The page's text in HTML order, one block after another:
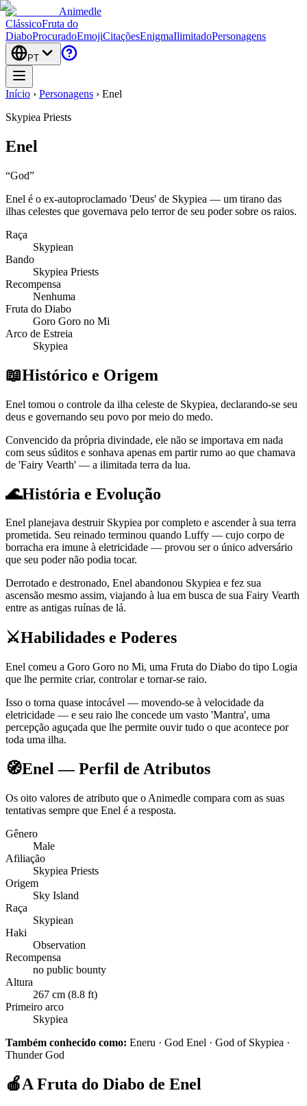
Animedle
ClássicoFruta do
DiaboProcuradoEmojiCitaçõesEnigmaIlimitadoPersonagens
PT
Início › Personagens › Enel
Skypiea Priests
Enel
“God”
Enel é o ex-autoproclamado 'Deus' de Skypiea — um tirano das
ilhas celestes que governava pelo terror de seu poder sobre os raios.
Raça
Skypiean
Bando
Skypiea Priests
Recompensa
Nenhuma
Fruta do Diabo
Goro Goro no Mi
Arco de Estreia
Skypiea
📖Histórico e Origem
Enel tomou o controle da ilha celeste de Skypiea, declarando-se seu
deus e governando seu povo por meio do medo.
Convencido da própria divindade, ele não se importava em nada
com seus súditos e sonhava apenas em partir rumo ao que chamava
de 'Fairy Vearth' — a ilimitada terra da lua.
🌊História e Evolução
Enel planejava destruir Skypiea por completo e ascender à sua terra
prometida. Seu reinado terminou quando Luffy — cujo corpo de
borracha era imune à eletricidade — provou ser o único adversário
que seu poder não podia tocar.
Derrotado e destronado, Enel abandonou Skypiea e fez sua
ascensão mesmo assim, viajando à lua em busca de sua Fairy Vearth
entre as antigas ruínas de lá.
⚔️Habilidades e Poderes
Enel comeu a Goro Goro no Mi, uma Fruta do Diabo do tipo Logia
que lhe permite criar, controlar e tornar-se raio.
Isso o torna quase intocável — movendo-se à velocidade da
eletricidade — e seu raio lhe concede um vasto 'Mantra', uma
percepção aguçada que lhe permite ouvir tudo o que acontece por
toda uma ilha.
🧭Enel — Perfil de Atributos
Os oito valores de atributo que o Animedle compara com as suas
tentativas sempre que Enel é a resposta.
Gênero
Male
Afiliação
Skypiea Priests
Origem
Sky Island
Raça
Skypiean
Haki
Observation
Recompensa
no public bounty
Altura
267 cm (8.8 ft)
Primeiro arco
Skypiea
Também conhecido como: Eneru · God Enel · God of Skypiea ·
Thunder God
🍎A Fruta do Diabo de Enel